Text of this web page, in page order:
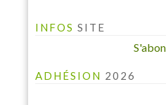
INFOS SITE
ADHÉSION 2026